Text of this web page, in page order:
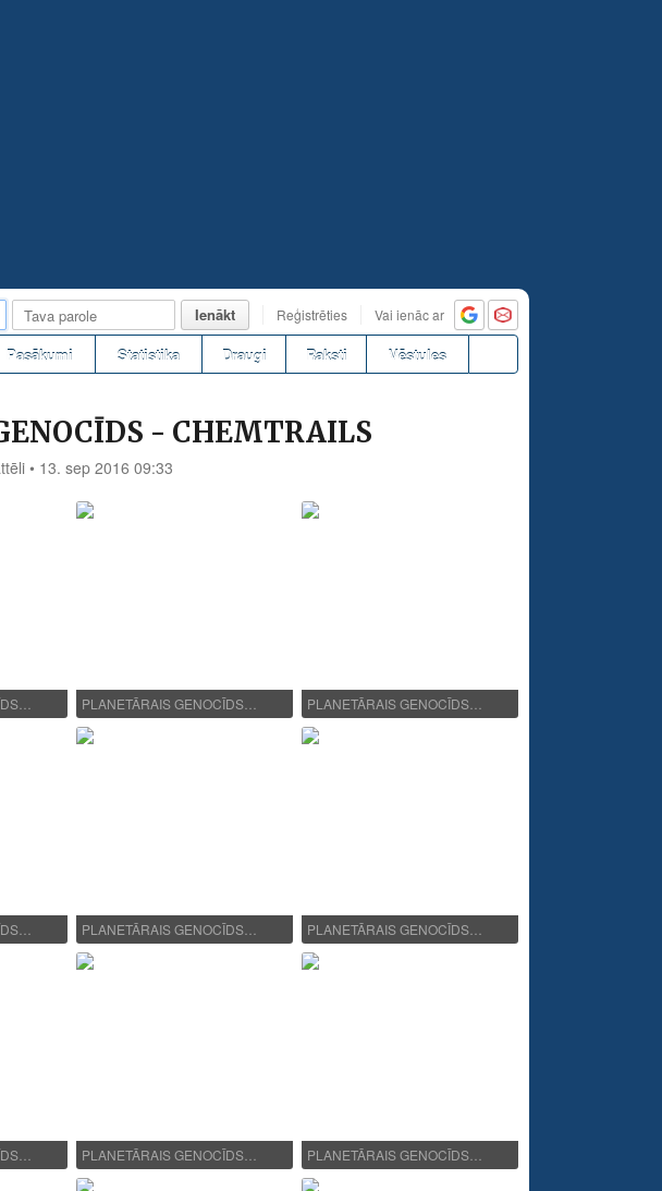
Ienākt Reģistrēties Vai ienāc ar
Pasākumi Statistika Draugi Raksti Vēstules
- CHEMTRAILS
• 13. sep 2016 09:33
PLANETĀRAIS GENOCĪDS… PLANETĀRAIS GENOCĪDS…
PLANETĀRAIS GENOCĪDS… PLANETĀRAIS GENOCĪDS…
PLANETĀRAIS GENOCĪDS… PLANETĀRAIS GENOCĪDS…